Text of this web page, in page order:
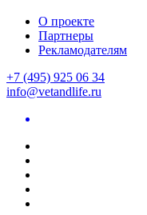
О проекте
Партнеры
Рекламодателям
+7 (495) 925 06 34
info@vetandlife.ru